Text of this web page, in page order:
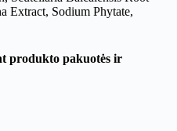
Extract, Sodium Phytate,
produkto pakuotės ir